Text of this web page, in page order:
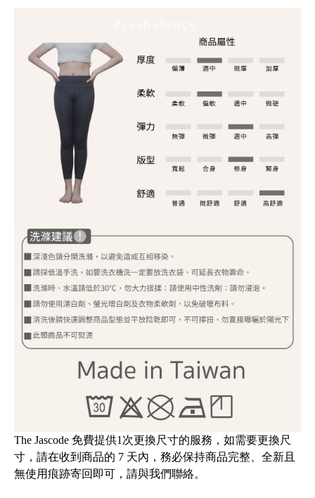
The Jascode 免費提供1次更換尺寸的服務，如需要更換尺
寸，請在收到商品的 7 天內，務必保持商品完整、全新且
無使用痕跡寄回即可，請與我們聯絡。